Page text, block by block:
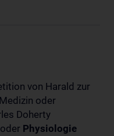
von Harald zur
Medizin oder
Doherty
Physiologie